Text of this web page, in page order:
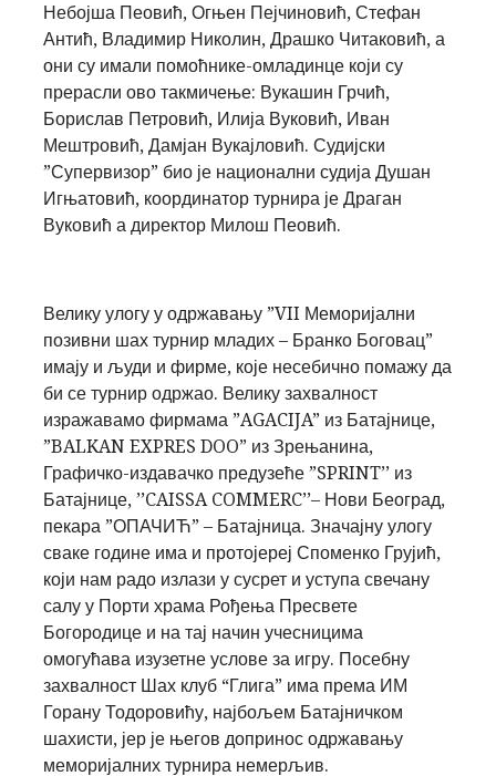
Небојша Пеовић, Огњен Пејчиновић, Стефан
Антић, Владимир Николин, Драшко Читаковић, а
они су имали помоћнике-омладинце који су
прерасли ово такмичење: Вукашин Грчић,
Борислав Петровић, Илија Вуковић, Иван
Мештровић, Дамјан Вукајловић. Судијски
”Супервизор” био је национални судија Душан
Игњатовић, координатор турнира је Драган
Вуковић а директор Милош Пеовић.
Велику улогу у одржавању ”VII Меморијални
позивни шах турнир младих – Бранко Боговац”
имају и људи и фирме, које несебично помажу да
би се турнир одржао. Велику захвалност
изражавамо фирмама ”AGACIJA” из Батајнице,
”BALKAN EXPRES DOO” из Зрењанина,
Графичко-издавачко предузеће ”SPRINT’’ из
Батајнице, ’’CAISSA COMMERC’’– Нови Београд,
пекара ”ОПАЧИЋ” – Батајница. Значајну улогу
сваке године има и протојереј Споменко Грујић,
који нам радо излази у сусрет и уступа свечану
салу у Порти храма Рођења Пресвете
Богородице и на тај начин учесницима
омогућава изузетне услове за игру. Посебну
захвалност Шах клуб “Глига” има према ИМ
Горану Тодоровићу, најбољем Батајничком
шахисти, јер је његов допринос одржавању
меморијалних турнира немерљив.